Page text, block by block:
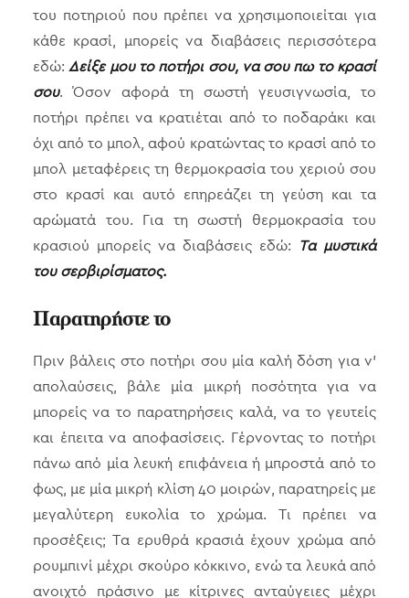
του ποτηριού που πρέπει να χρησιμοποιείται για
κάθε κρασί, μπορείς να διαβάσεις περισσότερα
εδώ:Δείξε μου το ποτήρι σου, να σου πω το κρασί
σου. Όσον αφορά τη σωστή γευσιγνωσία, το
ποτήρι πρέπει να κρατιέται από το ποδαράκι και
όχι από το μπολ, αφού κρατώντας το κρασί από το
μπολ μεταφέρεις τη θερμοκρασία του χεριού σου
στο κρασί και αυτό επηρεάζει τη γεύση και τα
αρώματά του. Για τη σωστή θερμοκρασία του
κρασιού μπορείς να διαβάσεις εδώ: Τα μυστικά
του σερβιρίσματος.
Παρατηρήστε το
Πριν βάλεις στο ποτήρι σου μία καλή δόση για ν’
απολαύσεις, βάλε μία μικρή ποσότητα για να
μπορείς να το παρατηρήσεις καλά, να το γευτείς
και έπειτα να αποφασίσεις. Γέρνοντας το ποτήρι
πάνω από μία λευκή επιφάνεια ή μπροστά από το
φως, με μία μικρή κλίση 40 μοιρών, παρατηρείς με
μεγαλύτερη ευκολία το χρώμα. Τι πρέπει να
προσέξεις; Τα ερυθρά κρασιά έχουν χρώμα από
ρουμπινί μέχρι σκούρο κόκκινο, ενώ τα λευκά από
ανοιχτό πράσινο με κίτρινες ανταύγειες μέχρι